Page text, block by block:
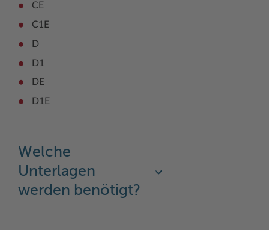
Woche der Seelischen Gesundheit
#MeinStormarn
Karrieretag
Zahlen, Daten, Fakten
CE
C1E
D
D1
DE
D1E
Welche
Unterlagen
werden benötigt?